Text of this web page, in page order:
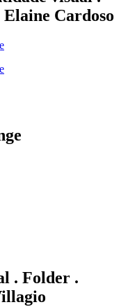
Elaine Cardoso
. Folder .